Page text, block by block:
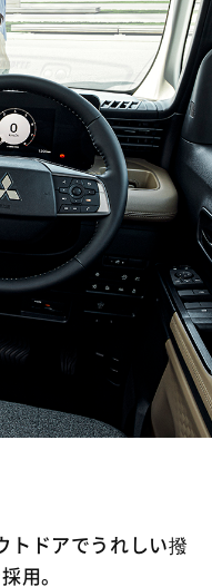
トドアでうれしい撥
用。